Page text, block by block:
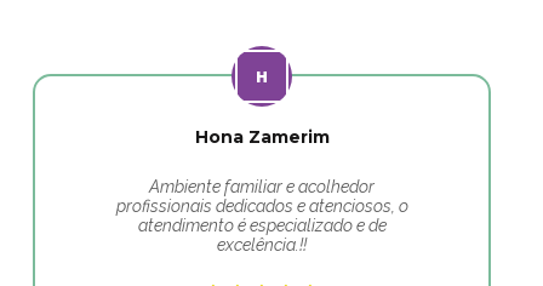
Hona Zamerim
Ambiente familiar e acolhedor
profissionais dedicados e atenciosos, o
atendimento é especializado e de
excelência.!!